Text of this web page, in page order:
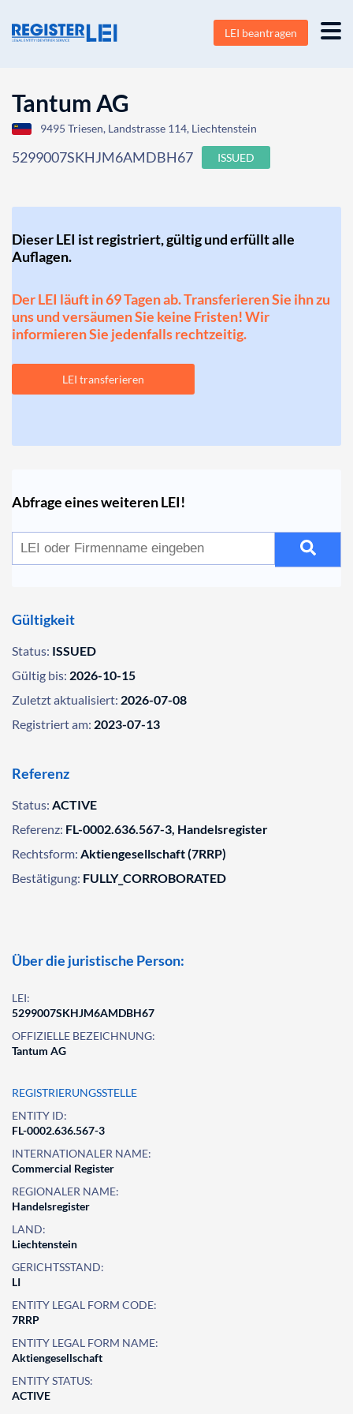
LEI beantragen
Tantum AG
9495 Triesen, Landstrasse 114, Liechtenstein
5299007SKHJM6AMDBH67 ISSUED
Dieser LEI ist registriert, gültig und erfüllt alle
Auflagen.
Der LEI läuft in 69 Tagen ab. Transferieren Sie ihn zu
uns und versäumen Sie keine Fristen! Wir
informieren Sie jedenfalls rechtzeitig.
LEI transferieren
Abfrage eines weiteren LEI!
Gültigkeit
Status: ISSUED
Gültig bis: 2026-10-15
Zuletzt aktualisiert: 2026-07-08
Registriert am: 2023-07-13
Referenz
Status: ACTIVE
Referenz: FL-0002.636.567-3, Handelsregister
Rechtsform: Aktiengesellschaft (7RRP)
Bestätigung: FULLY_CORROBORATED
Über die juristische Person:
LEI:
5299007SKHJM6AMDBH67
OFFIZIELLE BEZEICHNUNG:
Tantum AG
REGISTRIERUNGSSTELLE
ENTITY ID:
FL-0002.636.567-3
INTERNATIONALER NAME:
Commercial Register
REGIONALER NAME:
Handelsregister
LAND:
Liechtenstein
GERICHTSSTAND:
LI
ENTITY LEGAL FORM CODE:
7RRP
ENTITY LEGAL FORM NAME:
Aktiengesellschaft
ENTITY STATUS:
ACTIVE